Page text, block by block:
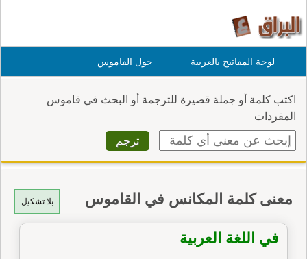
لوحة المفاتيح بالعربية حول القاموس
اكتب كلمة أو جملة قصيرة للترجمة أو البحث في قاموس
المفردات
بلا تشكيل معنى كلمة المكانس في القاموس
في اللغة العربية